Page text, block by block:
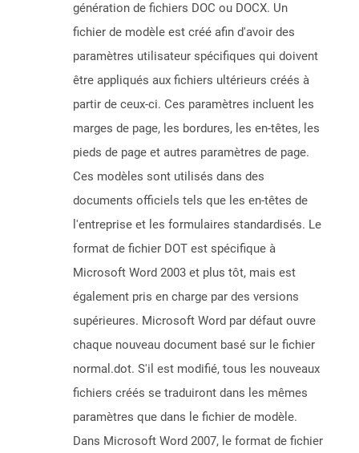
génération de fichiers DOC ou DOCX. Un
fichier de modèle est créé afin d'avoir des
paramètres utilisateur spécifiques qui doivent
être appliqués aux fichiers ultérieurs créés à
partir de ceux-ci. Ces paramètres incluent les
marges de page, les bordures, les en-têtes, les
pieds de page et autres paramètres de page.
Ces modèles sont utilisés dans des
documents officiels tels que les en-têtes de
l'entreprise et les formulaires standardisés. Le
format de fichier DOT est spécifique à
Microsoft Word 2003 et plus tôt, mais est
également pris en charge par des versions
supérieures. Microsoft Word par défaut ouvre
chaque nouveau document basé sur le fichier
normal.dot. S'il est modifié, tous les nouveaux
fichiers créés se traduiront dans les mêmes
paramètres que dans le fichier de modèle.
Dans Microsoft Word 2007, le format de fichier